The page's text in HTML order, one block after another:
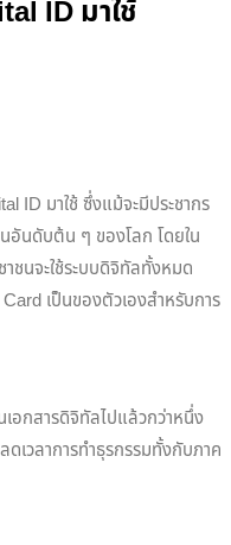
ID มาใช้
ID มาใช้ ซึ่งแม้จะมีประชากร
อันดับต้น ๆ ของโลก โดยใน
าชนจะใช้ระบบดิจิทัลทั้งหมด
เป็นของตัวเองสำหรับการ
เอกสารดิจิทัลไปแล้วกว่าหนึ่ง
เวลาการทำธุรกรรมทั้งกับภาค